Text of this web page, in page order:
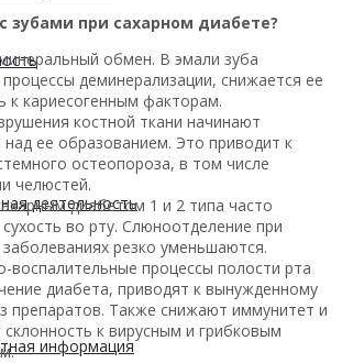
деятельность
информация
зубами при сахарном диабете?
обмен. В эмали зуба
деминерализации, снижается ее
к кариесогенным факторам.
костной ткани начинают
ее образованием. Это приводит к
остеопороза, в том числе
челюстей.
диабетом 1 и 2 типа часто
во рту. Слюноотделение при
резко уменьшаются.
воспалительные процессы полости рта
диабета, приводят к вынужденному
препаратов. Также снижают иммунитет и
к вирусным и грибковым